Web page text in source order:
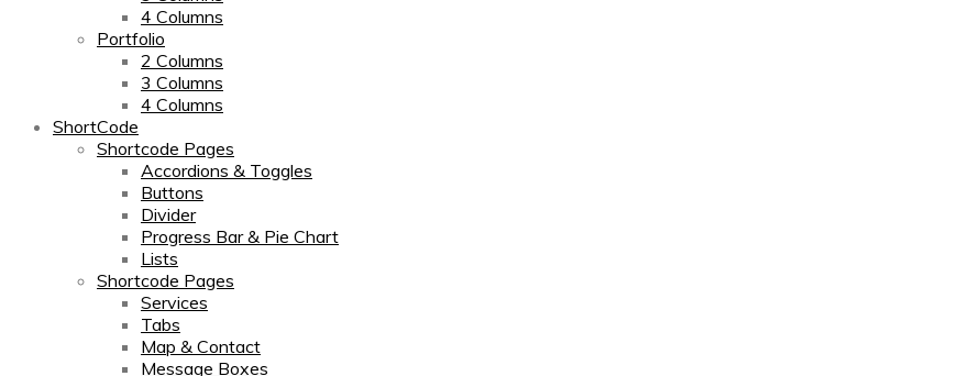
4 Columns
Portfolio
2 Columns
3 Columns
4 Columns
ShortCode
Shortcode Pages
Accordions & Toggles
Buttons
Divider
Progress Bar & Pie Chart
Lists
Shortcode Pages
Services
Tabs
Map & Contact
Message Boxes